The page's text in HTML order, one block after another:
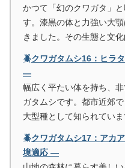
かつて「幻のクワガタ」
す。漆黒の体と力強い大
きました。その生態と文
🪲クワガタムシ16：ヒラ
―
幅広く平たい体を持ち、
ガタムシです。都市近郊
大型種として知られていま
🪲クワガタムシ17：アカ
境適応 ―